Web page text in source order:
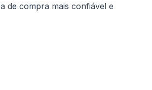
de compra mais confiável e